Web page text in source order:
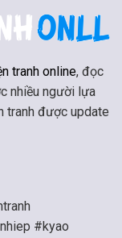
tranh online, đọc
nhiều người lựa
tranh được update
#kyao